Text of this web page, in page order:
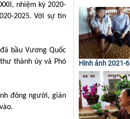
nhiệm kỳ 2020-
2025. Với sự tín
bầu Vương Quốc
thành ủy và Phó
đông người, gián
Hình ảnh 2021-6